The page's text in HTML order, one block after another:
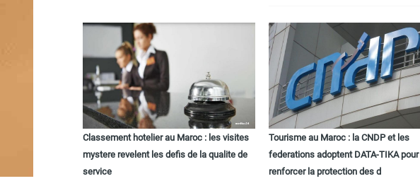
Classement hotelier au Maroc : les visites
mystere revelent les defis de la qualite de
service
Tourisme au Maroc : la CNDP et les
federations adoptent DATA-TIKA pour
renforcer la protection des d